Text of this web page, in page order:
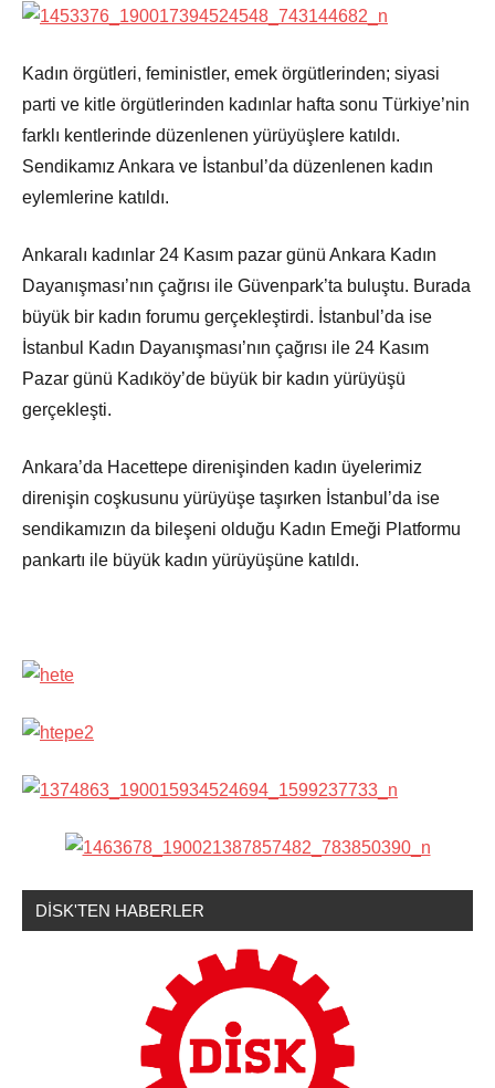
Kadın örgütleri, feministler, emek örgütlerinden; siyasi
parti ve kitle örgütlerinden kadınlar hafta sonu Türkiye’nin
farklı kentlerinde düzenlenen yürüyüşlere katıldı.
Sendikamız Ankara ve İstanbul’da düzenlenen kadın
eylemlerine katıldı.
Ankaralı kadınlar 24 Kasım pazar günü Ankara Kadın
Dayanışması’nın çağrısı ile Güvenpark’ta buluştu. Burada
büyük bir kadın forumu gerçekleştirdi. İstanbul’da ise
İstanbul Kadın Dayanışması’nın çağrısı ile 24 Kasım
Pazar günü Kadıköy’de büyük bir kadın yürüyüşü
gerçekleşti.
Ankara’da Hacettepe direnişinden kadın üyelerimiz
direnişin coşkusunu yürüyüşe taşırken İstanbul’da ise
sendikamızın da bileşeni olduğu Kadın Emeği Platformu
pankartı ile büyük kadın yürüyüşüne katıldı.
DİSK'TEN HABERLER